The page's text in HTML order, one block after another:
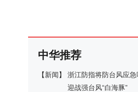
中华推荐
【新闻】
浙江防指将防台风应
迎战强台风“白海豚”